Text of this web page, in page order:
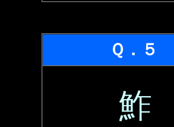
Ｑ．５
鮓